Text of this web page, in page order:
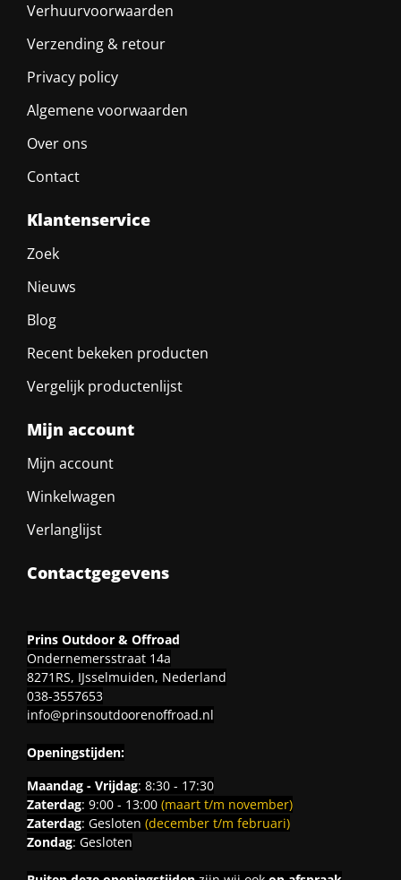
Verhuurvoorwaarden
Verzending & retour
Privacy policy
Algemene voorwaarden
Over ons
Contact
Klantenservice
Zoek
Nieuws
Blog
Recent bekeken producten
Vergelijk productenlijst
Mijn account
Mijn account
Winkelwagen
Verlanglijst
Contactgegevens
Prins Outdoor & Offroad
Ondernemersstraat 14a
8271RS, IJsselmuiden, Nederland
038-3557653
info@prinsoutdoorenoffroad.nl
Openingstijden:
Maandag - Vrijdag: 8:30 - 17:30
Zaterdag: 9:00 - 13:00 (maart t/m november)
Zaterdag: Gesloten (december t/m februari)
Zondag: Gesloten